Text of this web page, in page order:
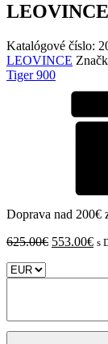
Katalógové číslo:
LEOVINCE
Tiger 900
Doprava nad 200€
625.00€ Pôvodná
553.00€ s